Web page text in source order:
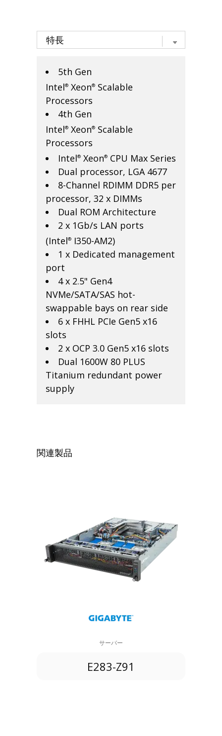
5th Gen
Intel® Xeon® Scalable
Processors
4th Gen
Intel® Xeon® Scalable
Processors
Intel® Xeon® CPU Max Series
Dual processor, LGA 4677
8-Channel RDIMM DDR5 per
processor, 32 x DIMMs
Dual ROM Architecture
2 x 1Gb/s LAN ports
(Intel® I350-AM2)
1 x Dedicated management
port
4 x 2.5" Gen4
NVMe/SATA/SAS hot-
swappable bays on rear side
6 x FHHL PCIe Gen5 x16
slots
2 x OCP 3.0 Gen5 x16 slots
Dual 1600W 80 PLUS
Titanium redundant power
supply
関連製品
サーバー
E283-Z91